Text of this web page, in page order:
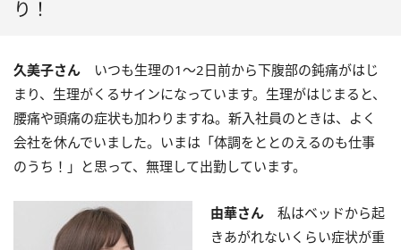
り！
久美子さん いつも生理の1～2日前から下腹部の鈍痛がはじ
まり、生理がくるサインになっています。生理がはじまると、
腰痛や頭痛の症状も加わりますね。新入社員のときは、よく
会社を休んでいました。いまは「体調をととのえるのも仕事
のうち！」と思って、無理して出勤しています。
由華さん 私はベッドから起
きあがれないくらい症状が重